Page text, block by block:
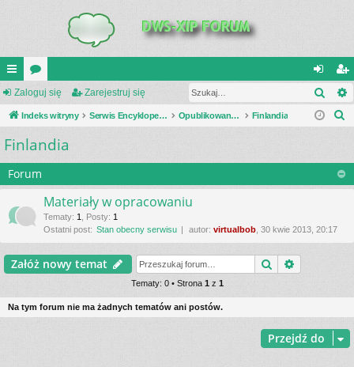
UI
C
K
_L
IN
K
or
a
al
og
si
ę
ar
ej
tru
j
Zaloguj się Zarejestruj się
Indeks witryny Serwis Encyklopedia Uzbrojenia Opublikowane zestawienia Finlandia
a
Finlandia
Forum
Materiały w opracowaniu
Tematy: 1 Posty: 1
Ostatni post: Stan obecny serwisu autor: virtualbob , 30 kwie 2013, 20:17
Załóż nowy temat Szukaj
Tematy: 0 • Strona 1z 1
Na tym forum nie ma żadnych tematów ani postów.
Przejdź do